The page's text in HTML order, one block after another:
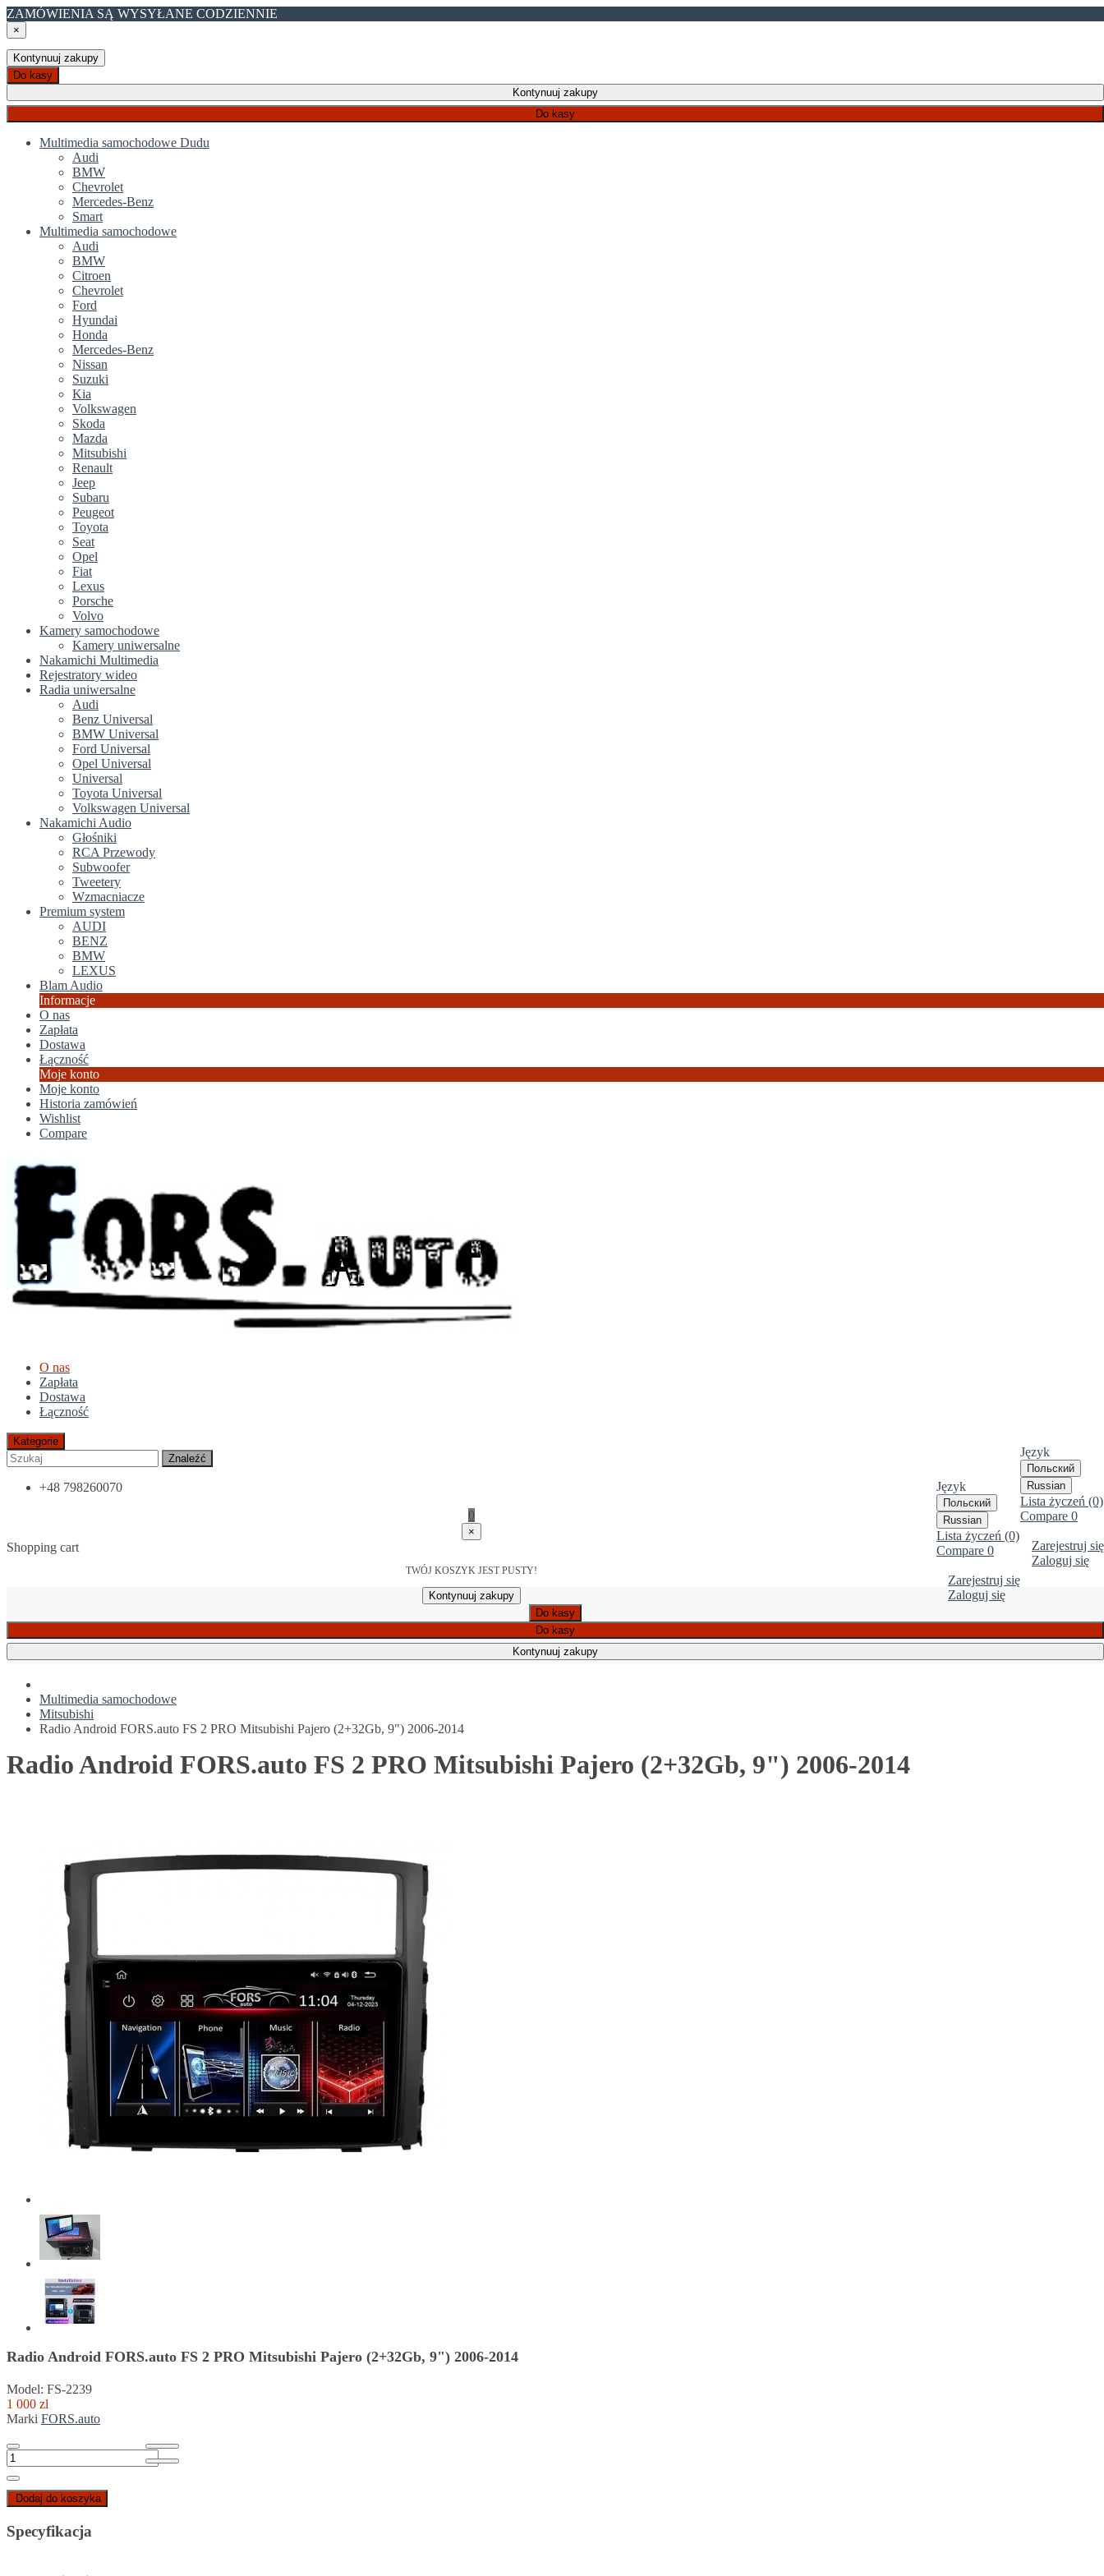
ZAMÓWIENIA SĄ WYSYŁANE CODZIENNIE
×
Kontynuuj zakupy
Do kasy
Kontynuuj zakupy
Do kasy
Multimedia samochodowe Dudu
Audi
BMW
Chevrolet
Mercedes-Benz
Smart
Multimedia samochodowe
Audi
BMW
Citroen
Chevrolet
Ford
Hyundai
Honda
Mercedes-Benz
Nissan
Suzuki
Kia
Volkswagen
Skoda
Mazda
Mitsubishi
Renault
Jeep
Subaru
Peugeot
Toyota
Seat
Opel
Fiat
Lexus
Porsche
Volvo
Kamery samochodowe
Kamery uniwersalne
Nakamichi Multimedia
Rejestratory wideo
Radia uniwersalne
Audi
Benz Universal
BMW Universal
Ford Universal
Opel Universal
Universal
Toyota Universal
Volkswagen Universal
Nakamichi Audio
Głośniki
RCA Przewody
Subwoofer
Tweetery
Wzmacniacze
Premium system
AUDI
BENZ
BMW
LEXUS
Blam Audio
Informacje
O nas
Zapłata
Dostawa
Łączność
Moje konto
Moje konto
Historia zamówień
Wishlist
Compare
O nas
Zapłata
Dostawa
Łączność
Język
Польский
Russian
Lista życzeń (0)
Compare 0
Zarejestruj się
Zaloguj się
Kategorie
Znaleźć
Język
Польский
Russian
Lista życzeń (0)
Compare 0
Zarejestruj się
Zaloguj się
+48 798260070
0
×
Shopping cart
TWÓJ KOSZYK JEST PUSTY!
Kontynuuj zakupy
Do kasy
Do kasy
Kontynuuj zakupy
Multimedia samochodowe
Mitsubishi
Radio Android FORS.auto FS 2 PRO Mitsubishi Pajero (2+32Gb, 9") 2006-2014
Radio Android FORS.auto FS 2 PRO Mitsubishi Pajero (2+32Gb, 9") 2006-2014
Radio Android FORS.auto FS 2 PRO Mitsubishi Pajero (2+32Gb, 9") 2006-2014
Model: FS-2239
1 000 zl
Marki FORS.auto
Dodaj do koszyka
Specyfikacja